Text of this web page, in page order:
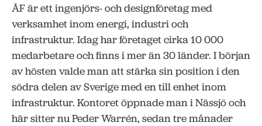
ÅF är ett ingenjörs- och designföretag med
verksamhet inom energi, industri och
infrastruktur. Idag har företaget cirka 10 000
medarbetare och finns i mer än 30 länder. I början
av hösten valde man att stärka sin position i den
södra delen av Sverige med en till enhet inom
infrastruktur. Kontoret öppnade man i Nässjö och
här sitter nu Peder Warrén, sedan tre månader